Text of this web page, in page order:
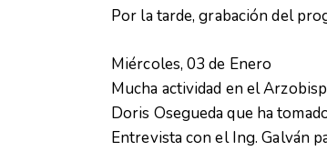
Por la tarde, grabación del
Miércoles, 03 de Enero
Mucha actividad en el
Doris Osegueda que ha
Entrevista con el Ing. Galván